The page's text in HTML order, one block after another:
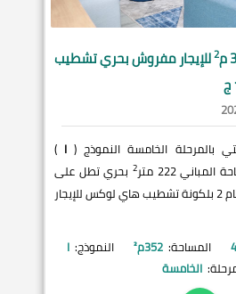
2للإيجار مفروش بحري تشطيب
بالمرحلة الخامسة النموذج ( I
)
المباني 222 متر 2 بحري تطل على
شارع تشمل 4 نوم 4 حمام 2 بلكونة تشطيب هاي لوكس للإيجار
4 المساحة: 352م² النموذج: I
الخامسة